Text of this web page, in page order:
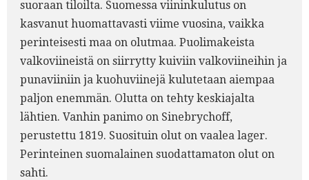
suoraan tiloilta. Suomessa viininkulutus on
kasvanut huomattavasti viime vuosina, vaikka
perinteisesti maa on olutmaa. Puolimakeista
valkoviineistä on siirrytty kuiviin valkoviineihin ja
punaviiniin ja kuohuviinejä kulutetaan aiempaa
paljon enemmän. Olutta on tehty keskiajalta
lähtien. Vanhin panimo on Sinebrychoff,
perustettu 1819. Suosituin olut on vaalea lager.
Perinteinen suomalainen suodattamaton olut on
sahti.